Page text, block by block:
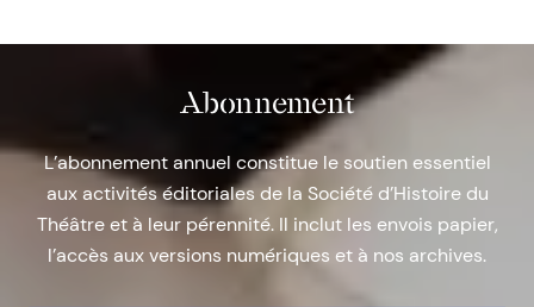
Abonnement
L’abonnement annuel constitue le soutien essentiel
aux activités éditoriales de la Société d’Histoire du
Théâtre et à leur pérennité. Il inclut les envois papier,
l’accès aux versions numériques et à nos archives.